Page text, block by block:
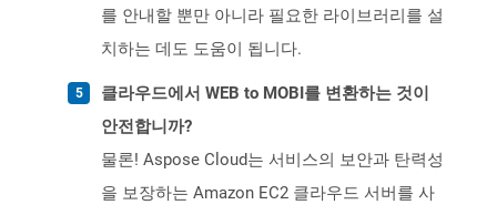
를 안내할 뿐만 아니라 필요한 라이브러리를 설
치하는 데도 도움이 됩니다.
클라우드에서 WEB to MOBI를 변환하는 것이
안전합니까?
물론! Aspose Cloud는 서비스의 보안과 탄력성
을 보장하는 Amazon EC2 클라우드 서버를 사